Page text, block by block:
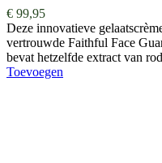
€ 99,95
Deze innovatieve
vertrouwde Faithful Face
bevat hetzelfde extract van
Toevoegen